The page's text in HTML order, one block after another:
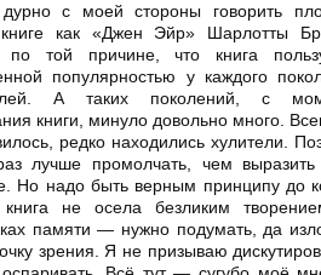
дурно с моей стороны говорить
как «Джен Эйр» Шарлотты
по той причине, что книга
популярностью у каждого
А таких поколений, с
книги, минуло довольно много.
редко находились хулители.
лучше промолчать, чем выразить
Но надо быть верным принципу до
книга не осела безликим
памяти — нужно подумать, да
зрения. Я не призываю